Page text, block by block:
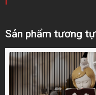
Sản phẩm tương tự